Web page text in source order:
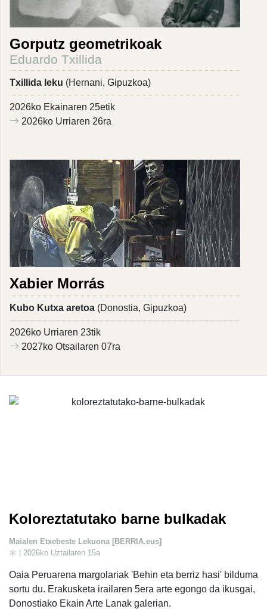
Gorputz geometrikoak
Eduardo Txillida
Txillida leku (Hernani, Gipuzkoa)
2026ko Ekainaren 25etik
2026ko Urriaren 26ra
Xabier Morrás
Kubo Kutxa aretoa (Donostia, Gipuzkoa)
2026ko Urriaren 23tik
2027ko Otsailaren 07ra
Koloreztatutako barne bulkadak
Maialen Etxebeste Lekuona [BERRIA.eus]
| 2026ko Uztailaren 15a
Oaia Peruarena margolariak 'Behin eta berriz hasi' bilduma
sortu du. Erakusketa irailaren 5era arte egongo da ikusgai,
Donostiako Ekain Arte Lanak galerian.